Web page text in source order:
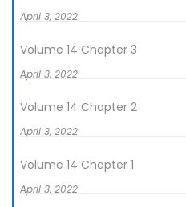
ditarik untuk kronik
April 3, 2022
Volume 14 Chapter 3
April 3, 2022
Volume 14 Chapter 2
April 3, 2022
Volume 14 Chapter 1
April 3, 2022